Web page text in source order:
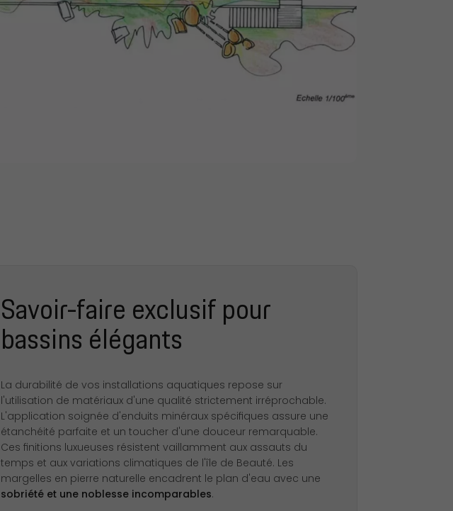
Savoir-faire exclusif pour
bassins élégants
La durabilité de vos installations aquatiques repose sur
l'utilisation de matériaux d'une qualité strictement irréprochable.
L'application soignée d'enduits minéraux spécifiques assure une
étanchéité parfaite et un toucher d'une douceur remarquable.
Ces finitions luxueuses résistent vaillamment aux assauts du
temps et aux variations climatiques de l'île de Beauté. Les
margelles en pierre naturelle encadrent le plan d'eau avec une
sobriété et une noblesse incomparables.